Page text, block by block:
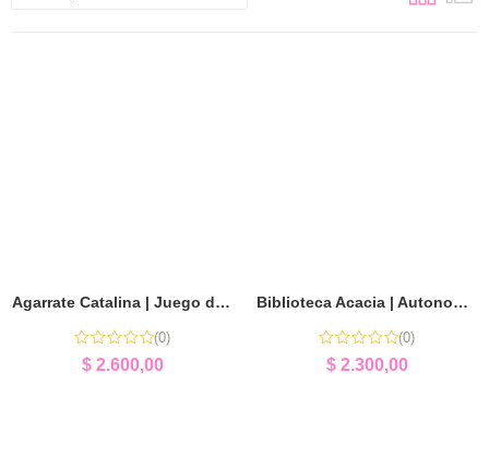
Agarrate Catalina | Juego de Equilibrio y Estrategia
(0)
$2.600,00
Biblioteca Acacia | Autonomía y Estimulación Temprana
(0)
$2.300,00